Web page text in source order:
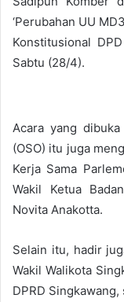
‘Perubahan UU
Konstitusional
Sabtu (28/4).
Acara yang
(OSO) itu juga
Kerja Sama
Wakil Ketua
Novita Anakotta.
Selain itu, hadir
Wakil Walikota
DPRD